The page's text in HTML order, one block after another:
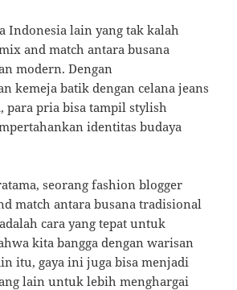
Indonesia lain yang tak kalah
and match antara busana
modern. Dengan
kemeja batik dengan celana jeans
para pria bisa tampil stylish
identitas budaya
seorang fashion blogger
match antara busana tradisional
cara yang tepat untuk
kita bangga dengan warisan
itu, gaya ini juga bisa menjadi
lain untuk lebih menghargai